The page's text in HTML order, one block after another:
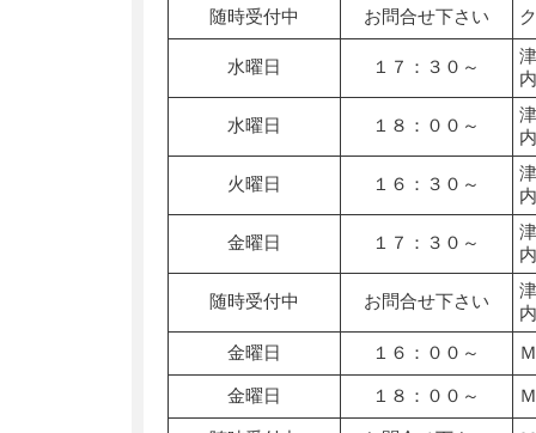
随時受付中
お問合せ下さい
水曜日 １７：３０～
水曜日 １８：００～
火曜日 １６：３０～
金曜日 １７：３０～
随時受付中 お問合せ下さい
金曜日
１６：００～
金曜日 １８：００～